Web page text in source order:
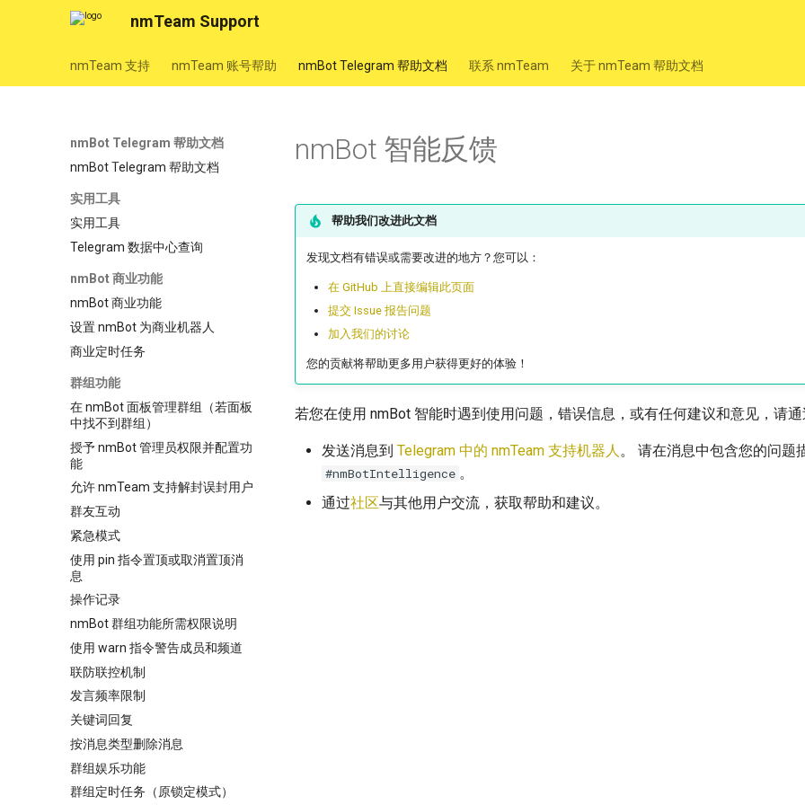
nmTeam Support
nmTeam 支持 nmTeam 账号帮助 nmBot Telegram 帮助文档 联系 nmTeam 关于 nmTeam 帮助文档
nmBot Telegram 帮助文档
nmBot Telegram 帮助文档
实用工具
实用工具
Telegram 数据中心查询
nmBot 商业功能
nmBot 商业功能
设置 nmBot 为商业机器人
商业定时任务
群组功能
在 nmBot 面板管理群组（若面板
中找不到群组）
授予 nmBot 管理员权限并配置功
能
允许 nmTeam 支持解封误封用户
群友互动
紧急模式
使用 pin 指令置顶或取消置顶消
息
操作记录
nmBot 群组功能所需权限说明
使用 warn 指令警告成员和频道
联防联控机制
发言频率限制
关键词回复
按消息类型删除消息
群组娱乐功能
群组定时任务（原锁定模式）
nmBot 智能反馈
帮助我们改进此文档
发现文档有错误或需要改进的地方？您可以：
在 GitHub 上直接编辑此页面
提交 Issue 报告问题
加入我们的讨论
您的贡献将帮助更多用户获得更好的体验！
若您在使用 nmBot 智能时遇到使用问题，错误信息，或有任何建议和意见，请通
发送消息到 Telegram 中的 nmTeam 支持机器人。 请在消息中包含您的问题
#nmBotIntelligence 。
通过社区与其他用户交流，获取帮助和建议。